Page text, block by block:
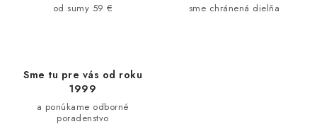
od sumy 59 € sme chránená dielňa
Sme tu pre vás od roku
1999
a ponúkame odborné
poradenstvo